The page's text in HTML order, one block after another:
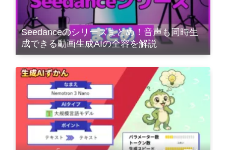
Seedanceのシリーズまとめ！音声も同時生
成できる動画生成AIの全容を解説